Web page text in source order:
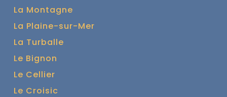
La Montagne
La Plaine-sur-Mer
La Turballe
Le Bignon
Le Cellier
Le Croisic